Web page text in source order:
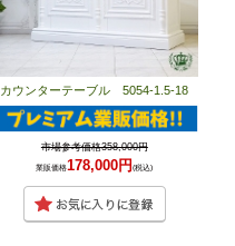
カウンターテーブル 5054-1.5-18
市場参考価格358,000円
業販価格178,000円(税込)